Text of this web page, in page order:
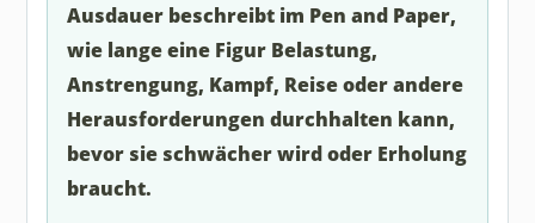
Ausdauer beschreibt im Pen and Paper,
wie lange eine Figur Belastung,
Anstrengung, Kampf, Reise oder andere
Herausforderungen durchhalten kann,
bevor sie schwächer wird oder Erholung
braucht.